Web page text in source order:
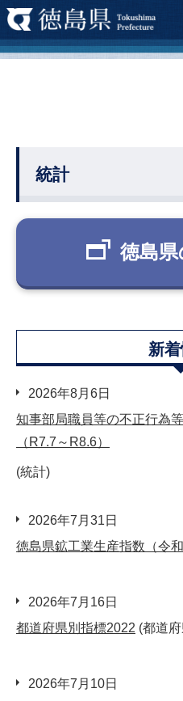
統計
徳島県
新
2026年8月6日
知事部局職員等の不正行為
（R7.7～R8.6）
(統計)
2026年7月31日
徳島県鉱工業生産指数（令
2026年7月16日
都道府県別指標2022 (都道
2026年7月10日